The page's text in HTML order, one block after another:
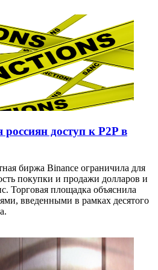
доступ к P2P в
биржа Binance ограничила для
покупки и продажи долларов и
Торговая площадка объяснила
введенными в рамках десятого